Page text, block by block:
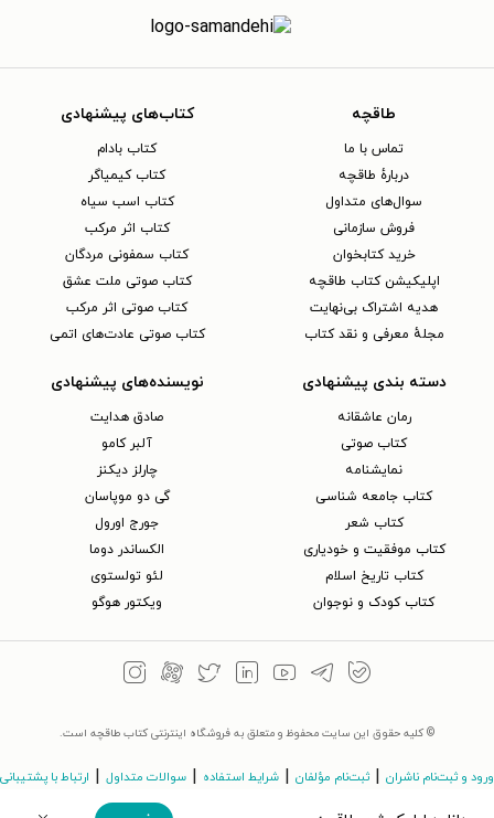
طاقچه
تماس با ما
دربارهٔ طاقچه
سوال‌های متداول
فروش سازمانی
خرید کتابخوان
اپلیکیشن کتاب طاقچه
هدیه اشتراک بی‌نهایت
مجلهٔ معرفی و نقد کتاب
کتاب‌های پیشنهادی
کتاب بادام
کتاب کیمیاگر
کتاب اسب سیاه
کتاب اثر مرکب
کتاب سمفونی مردگان
کتاب صوتی ملت عشق
کتاب صوتی اثر مرکب
کتاب صوتی عادت‌های اتمی
دسته بندی پیشنهادی
رمان عاشقانه
کتاب‌ صوتی
نمایشنامه
کتاب جامعه شناسی
کتاب شعر
کتاب موفقیت و خودیاری
کتاب تاریخ اسلام
کتاب کودک و نوجوان
نویسنده‌های پیشنهادی
صادق هدایت
آلبر کامو
چارلز دیکنز
گی دو موپاسان
جورج اورول
الکساندر دوما
لئو تولستوی
ویکتور هوگو
© کلیه حقوق این سایت محفوظ و متعلق به فروشگاه اینترنتی کتاب طاقچه است.
ورود و ثبت‌نام ناشران ثبت‌نام مؤلفان شرایط استفاده سوالات متداول ارتباط با پشتیبانی